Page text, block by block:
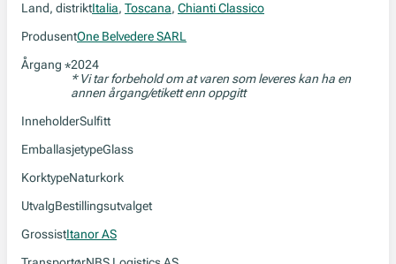
Land, distriktItalia, Toscana, Chianti Classico
ProdusentOne Belvedere SARL
Årgang *2024
* Vi tar forbehold om at varen som leveres kan ha en
annen årgang/etikett enn oppgitt
InneholderSulfitt
EmballasjetypeGlass
KorktypeNaturkork
UtvalgBestillingsutvalget
GrossistItanor AS